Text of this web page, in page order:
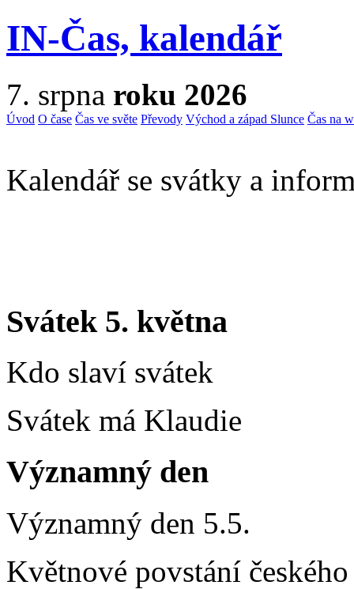
IN-Čas, kalendář
7. srpna roku 2026
Úvod O čase Čas ve světe Převody Východ a západ Slunce Čas na
Kalendář se svátky a
Svátek 5. května
Kdo slaví svátek
Svátek má Klaudie
Významný den
Významný den 5.5.
Květnové povstání